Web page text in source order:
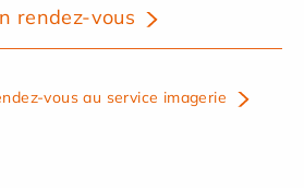
rendez-vous
vous au service imagerie